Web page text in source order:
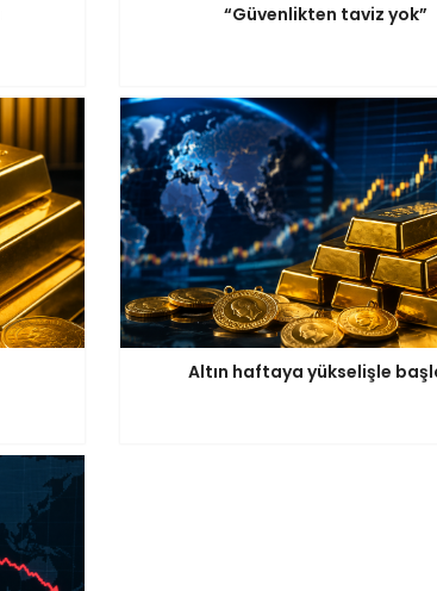
“Güvenlikten taviz yok”
Altın haftaya yükselişle